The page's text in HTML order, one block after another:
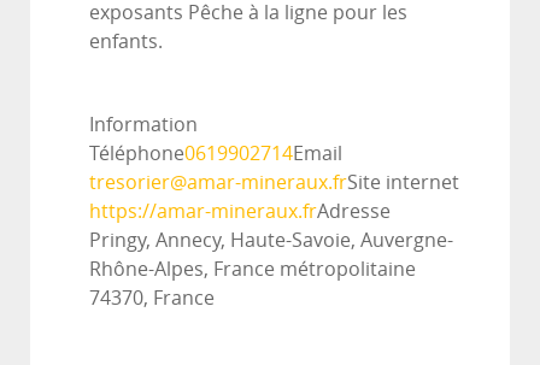
exposants Pêche à la ligne pour les
enfants.
Information
Téléphone0619902714Email
tresorier@amar-mineraux.frSite internet
https://amar-mineraux.frAdresse
Pringy, Annecy, Haute-Savoie, Auvergne-
Rhône-Alpes, France métropolitaine
74370, France